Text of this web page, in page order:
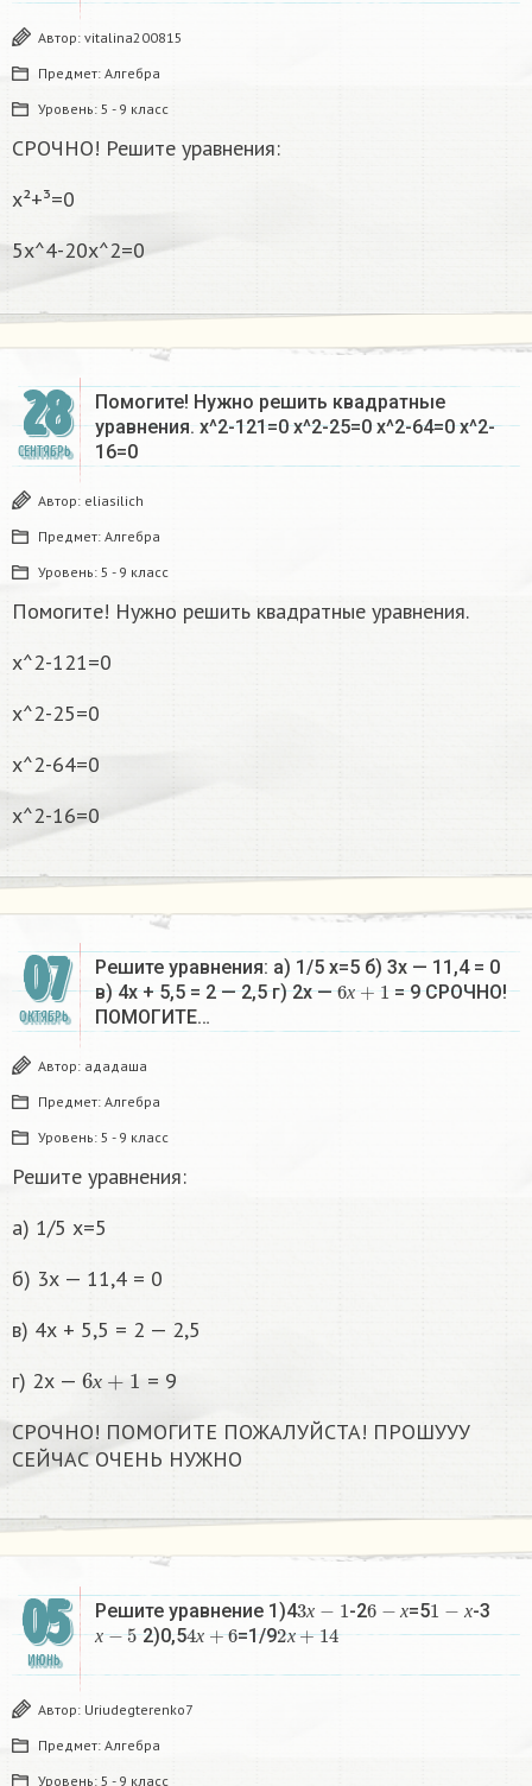
Автор: vitalina200815
Предмет: Алгебра
Уровень: 5 - 9 класс
СРОЧНО! Решите уравнения:
x²+³=0
5x^4-20x^2=0
28
СЕНТЯБРЬ
Помогите! Нужно решить квадратные
уравнения. х^2-121=0 х^2-25=0 х^2-64=0 х^2-
16=0
Автор: eliasilich
Предмет: Алгебра
Уровень: 5 - 9 класс
Помогите! Нужно решить квадратные уравнения.
х^2-121=0
х^2-25=0
х^2-64=0
х^2-16=0
07
ОКТЯБРЬ
Решите уравнения: а) 1/5 х=5 б) 3х — 11,4 = 0
в) 4х + 5,5 = 2 — 2,5 г) 2х —
х
6 + 1
= 9 СРОЧНО!
ПОМОГИТЕ…
Автор: ададаша
Предмет: Алгебра
Уровень: 5 - 9 класс
Решите уравнения:
а) 1/5 х=5
б) 3х — 11,4 = 0
в) 4х + 5,5 = 2 — 2,5
г) 2х —
х
6
= 9
СРОЧНО! ПОМОГИТЕ ПОЖАЛУЙСТА! ПРОШУУУ
СЕЙЧАС ОЧЕНЬ НУЖНО
05
ИЮНЬ
Решите уравнение 1)4 х
3х − -2 х
6−х =5 х
1−х -3
х 2)0,5 х
4 + =1/9 х
2 + 14
Автор: Uriudegterenko7
Предмет: Алгебра
Уровень: 5 - 9 класс